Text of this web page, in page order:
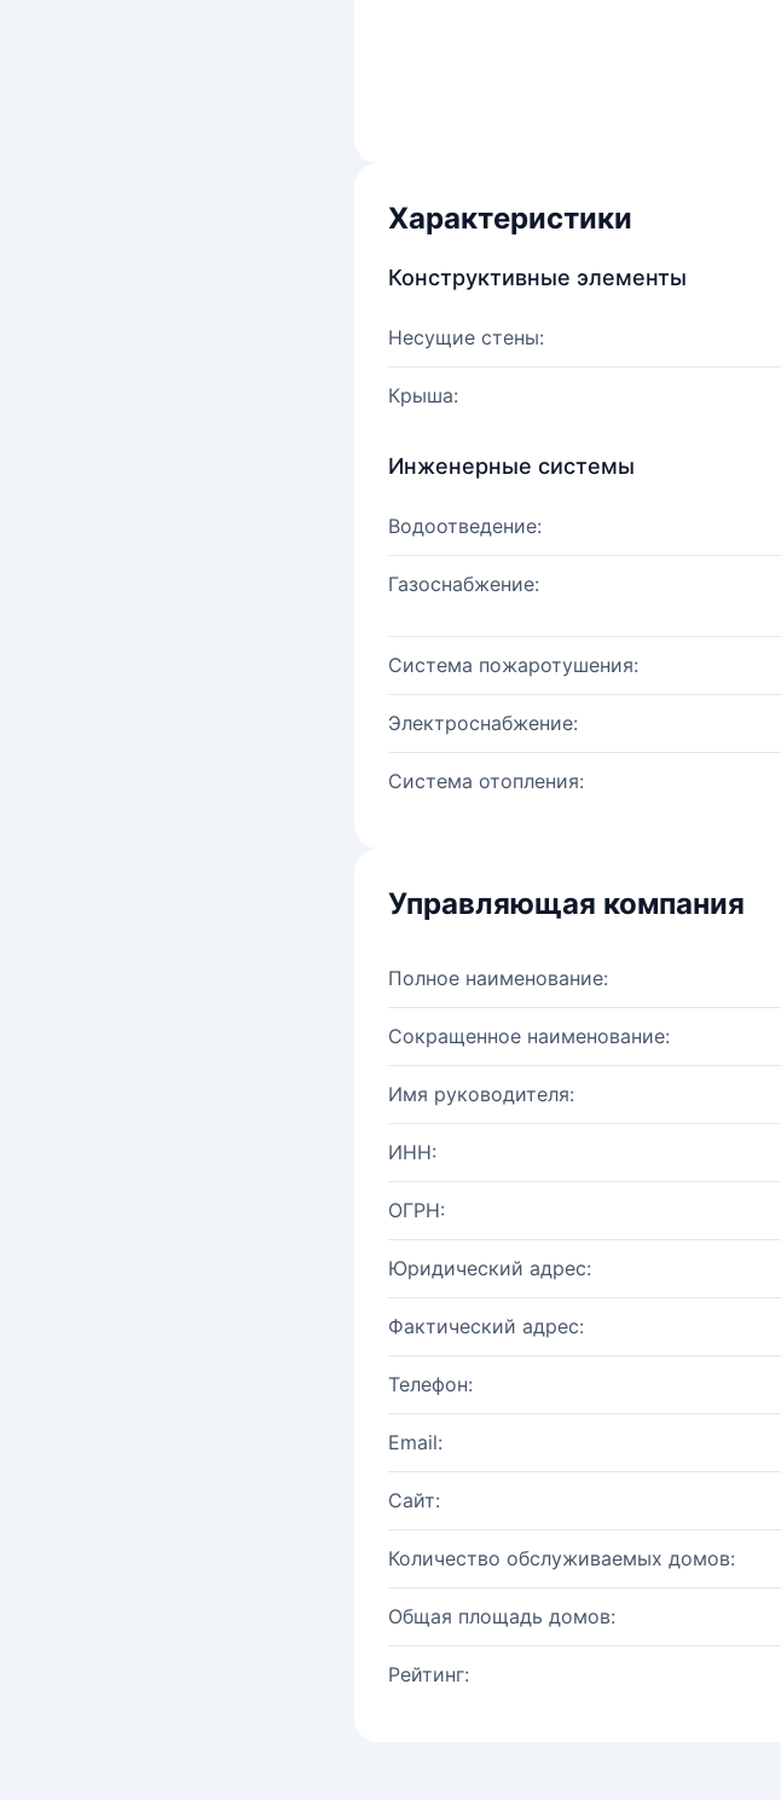
Характеристики
Конструктивные элементы
Несущие стены:
Крыша:
Инженерные системы
Водоотведение:
Газоснабжение:
Система пожаротушения:
Электроснабжение:
Система отопления:
Управляющая компания
Полное наименование:
Сокращенное наименование:
Имя руководителя:
ИНН:
ОГРН:
Юридический адрес:
Фактический адрес:
Телефон:
Email:
Сайт:
Количество обслуживаемых домов:
Общая площадь домов:
Рейтинг: